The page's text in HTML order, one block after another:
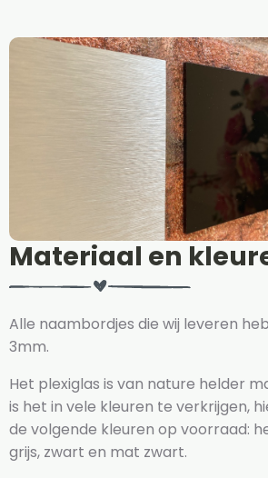
Materiaal en
Alle naambordjes die wij leveren
3mm.
Het plexiglas is van nature helder
is het in vele kleuren te verkrijgen,
de volgende kleuren op voorraad:
grijs, zwart en mat zwart.